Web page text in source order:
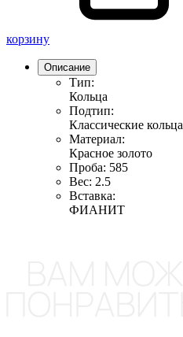
корзину
Описание
Тип:
Кольца
Подтип:
Классические кольца
Материал:
Красное золото
Проба: 585
Вес: 2.5
Вставка:
ФИАНИТ